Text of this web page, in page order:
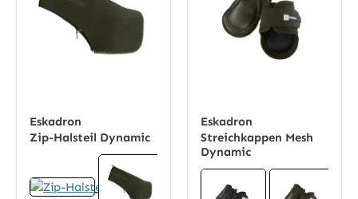
Eskadron
Zip-Halsteil Dynamic
Eskadron
Streichkappen Mesh
Dynamic